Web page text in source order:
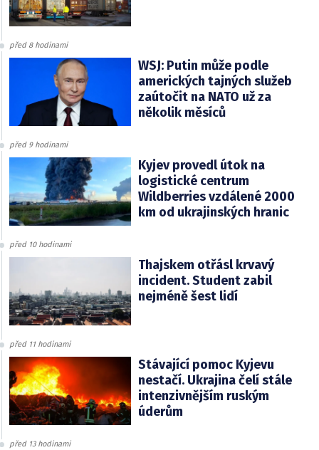
před 8 hodinami
WSJ: Putin může podle
amerických tajných služeb
zaútočit na NATO už za
několik měsíců
před 9 hodinami
Kyjev provedl útok na
logistické centrum
Wildberries vzdálené 2000
km od ukrajinských hranic
před 10 hodinami
Thajskem otřásl krvavý
incident. Student zabil
nejméně šest lidí
před 11 hodinami
Stávající pomoc Kyjevu
nestačí. Ukrajina čelí stále
intenzivnějším ruským
úderům
před 13 hodinami